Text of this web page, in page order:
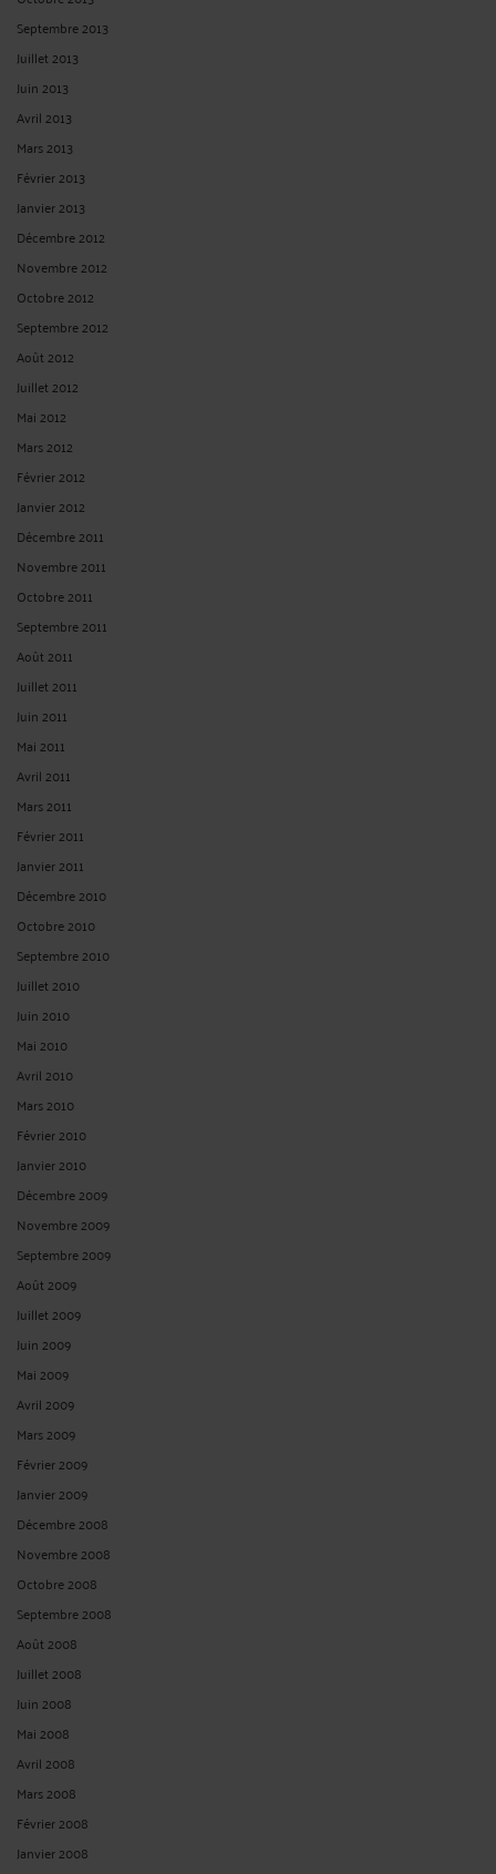
Septembre 2013
Juillet 2013
Juin 2013
Avril 2013
Mars 2013
Février 2013
Janvier 2013
Décembre 2012
Novembre 2012
Octobre 2012
Septembre 2012
Août 2012
Juillet 2012
Mai 2012
Mars 2012
Février 2012
Janvier 2012
Décembre 2011
Novembre 2011
Octobre 2011
Septembre 2011
Août 2011
Juillet 2011
Juin 2011
Mai 2011
Avril 2011
Mars 2011
Février 2011
Janvier 2011
Décembre 2010
Octobre 2010
Septembre 2010
Juillet 2010
Juin 2010
Mai 2010
Avril 2010
Mars 2010
Février 2010
Janvier 2010
Décembre 2009
Novembre 2009
Septembre 2009
Août 2009
Juillet 2009
Juin 2009
Mai 2009
Avril 2009
Mars 2009
Février 2009
Janvier 2009
Décembre 2008
Novembre 2008
Octobre 2008
Septembre 2008
Août 2008
Juillet 2008
Juin 2008
Mai 2008
Avril 2008
Mars 2008
Février 2008
Janvier 2008